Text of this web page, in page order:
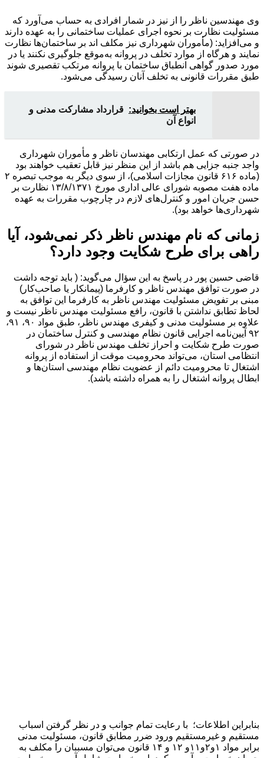
وی مهندسین ناظر را از نیز در شمار افرادی به حساب می‌آورد که
مسئولیت نظارت بر نحوه اجرای عملیات ساختمانی را به عهده دارند
و می‌افزاید: (مأموران شهرداری نیز مکلف اند بر ساختمان‌ها نظارت
نمایند و هرگاه از موارد تخلف در پروانه به‌موقع جلوگیری نکنند یا در
مورد صدور گواهی انطباق ساختمان با پروانه مرتکب تقصیری شوند
طبق مقررات قانونی به تخلف آنان رسیدگی می‌شود.
بهتر است بخوانید: قرارداد مشارکت مدنی و
انواع آن
در صورتی که عمل ارتکابی مهندسان ناظر و مأموران شهرداری
واجد جنبه جزایی هم باشد از این منظر نیز قابل تعقیب خواهند بود
(ماده ۶۱۶ قانون مجازات اسلامی)، از سوی دیگر به موجب تبصره ۲
ماده هفت مصوبه شورای عالی اداری مورخ ۱۳/۸/۱۳۷۱ نظارت بر
حسن جریان امور و کنترل‌های لازم در چارچوب مقررات به عهده
شهرداری‌ها خواهد بود).
زمانی که نام مهندس ناظر ذکر نمی‌شود، آیا
راهی برای طرح شکایت وجود دارد؟
قاضی حسین پور در پاسخ به این سؤال می‌گوید: ( باید توجه داشت
در صورت توافق مهندس ناظر و کارفرما (پیمانکار یا صاحب‌کار)
مبنی بر تفویض مسئولیت مهندس ناظر به کارفرما این توافق به
لحاظ تطابق نداشتن با قانون، رافع مسئولیت مهندس ناظر نیست و
علاوه بر مسئولیت مدنی و کیفری مهندس ناظر، طبق مواد ۹۰، ۹۱،
۹۲ آیین‌نامه اجرایی قانون نظام مهندسی و کنترل ساختمان در
صورت طرح شکایت و احراز تخلف مهندس ناظر در شورای
انتظامی استان، می‌تواند محرومیت موقت از استفاده از پروانه
اشتغال تا محرومیت دائم از عضویت نظام مهندسی استان‌ها و
ابطال پروانه اشتغال را به همراه داشته باشد).
بنابراین اطلاعات؛ با رعایت تمام جوانب و در نظر گرفتن اسباب
مستقیم و غیرمستقیم ورود ضرر مطابق قانون، مسئولیت مدنی
برابر مواد ۱و۲و۱۱و ۱۲ و ۱۴ قانون می‌توان مسببان را مکلف به